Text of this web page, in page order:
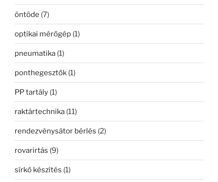
öntöde (7)
optikai mérőgép (1)
pneumatika (1)
ponthegesztők (1)
PP tartály (1)
raktártechnika (11)
rendezvénysátor bérlés (2)
rovarirtás (9)
sírkő készítés (1)